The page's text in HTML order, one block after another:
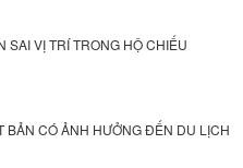
SAI VỊ TRÍ TRONG HỘ CHIẾU
BẢN CÓ ẢNH HƯỞNG ĐẾN DU LỊCH